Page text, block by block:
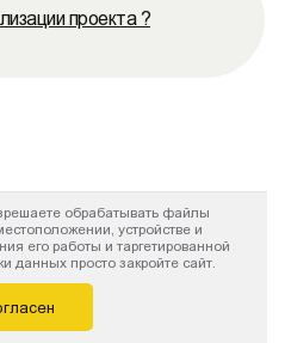
проекта ?
обрабатывать файлы
устройстве и
его работы и таргетированной
данных просто закройте сайт.